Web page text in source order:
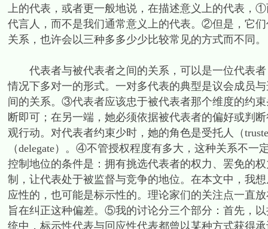
上的代表，或者更一般地说，在描述意义上的代表，
代言人，而不是我们通常意义上的代表。②但是，它
关系，也许会以三种多多少少比较常见的方式而不同。
代表者与被代表者之间的关系，可以是一位代表者
情况下多对一的形式。一对多代表的典型是议会成员
间的关系。③代表者应该忠于被代表者那个维度的约
断即可；在另一端，她必须依据被代表者的偏好或判
观行动。对代表者约束少时，她的角色是受托人（
（delegate）。④不管授权程度有多大，这种关系不
控制地位的条件是：拥有挑选代表者的权力、罢免的
制，让代表处于被监督与竞争的地位。在本文中，我
应性的，也可能是标示性的。理论家们的关注点一直
旨在纠正这种偏差。⑤我的讨论分三个部分：首先，
统中，标示性代表与回应性代表都曾以某种方式获得